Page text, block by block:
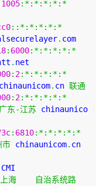
1005:*:*:*:*:*
::*:*:*:*:*
. com
: 6000:*:*:*:*:*
. net
: 2:*:*:*:*:*
. cn 联通
: 2:*:*:*:*:*
广东-江苏 chinaunico
: 6810:*:*:*:*:*
市 chinaunicom.
CMI
上海
自治系统路